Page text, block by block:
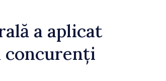
a aplicat
concurenți
10
de noroc.
de 6%, care